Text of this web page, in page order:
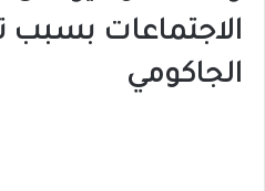
الاجتماعات بسبب
الجاكومي